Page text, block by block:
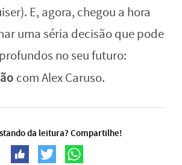
E, agora, chegou a hora
uma séria decisão que pode
no seu futuro:
com Alex Caruso.
da leitura? Compartilhe!